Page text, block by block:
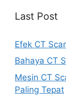
Last Post
Efek CT
Bahaya CT
Mesin CT
Paling Tepat